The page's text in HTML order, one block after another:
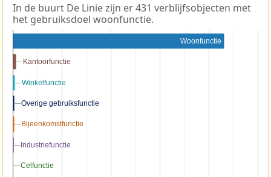
In de buurt De Linie zijn er 431 verblijfsobjecten met
het gebruiksdoel woonfunctie.
Woonfunctie
Kantoorfunctie
Kantoorfunctie
Winkelfunctie
Winkelfunctie
Overige gebruiksfunctie
Overige gebruiksfunctie
Bijeenkomstfunctie
Bijeenkomstfunctie
Industriefunctie
Industriefunctie
Celfunctie
Celfunctie